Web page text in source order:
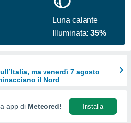
Luna calante
Illuminata:35%
ma venerdì 7 agosto
il Nord
la app di Meteored! Installa